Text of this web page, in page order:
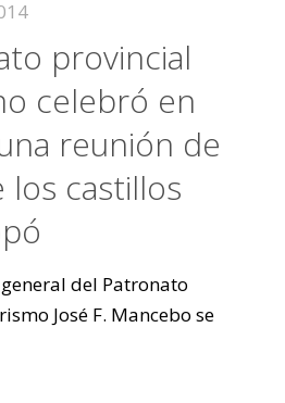
provincial
celebró en
reunión de
los castillos
del Patronato
José F. Mancebo se